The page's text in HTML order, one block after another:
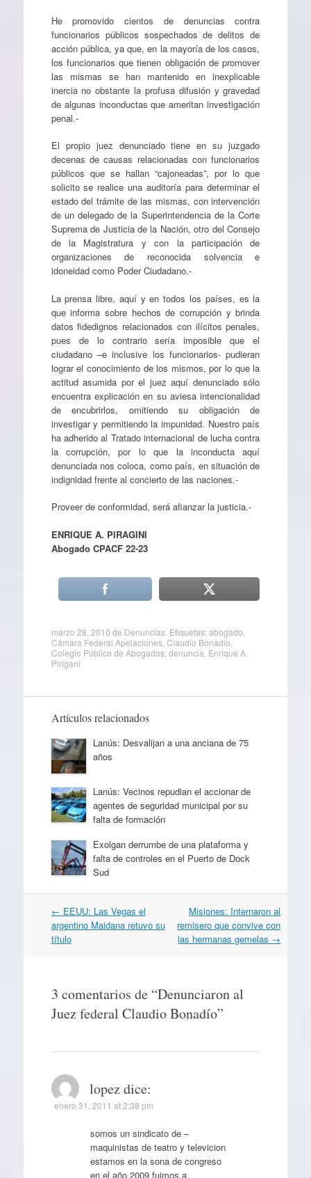
He promovido cientos de denuncias contra
funcionarios públicos sospechados de delitos de
acción pública, ya que, en la mayoría de los casos,
los funcionarios que tienen obligación de promover
las mismas se han mantenido en inexplicable
inercia no obstante la profusa difusión y gravedad
de algunas inconductas que ameritan investigación
penal.-
El propio juez denunciado tiene en su juzgado
decenas de causas relacionadas con funcionarios
públicos que se hallan “cajoneadas”, por lo que
solicito se realice una auditoría para determinar el
estado del trámite de las mismas, con intervención
de un delegado de la Superintendencia de la Corte
Suprema de Justicia de la Nación, otro del Consejo
de la Magistratura y con la participación de
organizaciones de reconocida solvencia e
idoneidad como Poder Ciudadano.-
La prensa libre, aquí y en todos los países, es la
que informa sobre hechos de corrupción y brinda
datos fidedignos relacionados con ilícitos penales,
pues de lo contrario sería imposible que el
ciudadano –e inclusive los funcionarios- pudieran
lograr el conocimiento de los mismos, por lo que la
actitud asumida por el juez aquí denunciado sólo
encuentra explicación en su aviesa intencionalidad
de encubrirlos, omitiendo su obligación de
investigar y permitiendo la impunidad. Nuestro país
ha adherido al Tratado internacional de lucha contra
la corrupción, por lo que la inconducta aquí
denunciada nos coloca, como país, en situación de
indignidad frente al concierto de las naciones.-
Proveer de conformidad, será afianzar la justicia.-
ENRIQUE A. PIRAGINI
Abogado CPACF 22-23
marzo 28, 2010 de Denuncias. Etiquetas:abogado
Cámara Federal Apelaciones, Claudio Bonadío
Colegio Público de Abogados, denuncia Enrique A.
Pirigani
Artículos relacionados
Lanús: Desvalijan a una anciana de 75
años
Lanús: Vecinos repudian el accionar de
agentes de seguridad municipal por su
falta de formación
Exolgan derrumbe de una plataforma y
falta de controles en el Puerto de Dock
Sud
Navegación
por
artículos
← EEUU: Las Vegas el
argentino Maidana retuvo su
título
Misiones: Internaron al
remisero que convive con
las hermanas gemelas →
3 comentarios de “Denunciaron al
Juez federal Claudio Bonadío”
lopez dice:
enero 31, 2011 at 2:38 pm
somos un sindicato de –
maquinistas de teatro y televicion
estamos en la sona de congreso
en el año 2009 fuimos a